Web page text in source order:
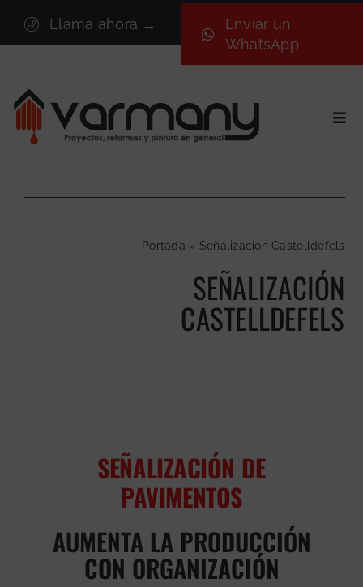
contenido
Llama ahora →
Enviar un
WhatsApp
Sectores
Portada » Señalización Castelldefels
SEÑALIZACIÓN
CASTELLDEFELS
SEÑALIZACIÓN DE
PAVIMENTOS
AUMENTA LA PRODUCCIÓN
CON ORGANIZACIÓN